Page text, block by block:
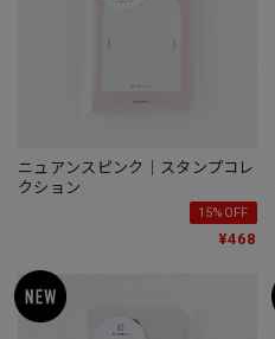
ニュアンスピンク｜スタンプコレ
クション
15%OFF
¥468